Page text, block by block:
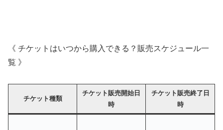
《 チケットはいつから購入できる？販売スケジュール一
覧 》
チケット種類
チケット販売開始日
時
チケット販売終了日
時